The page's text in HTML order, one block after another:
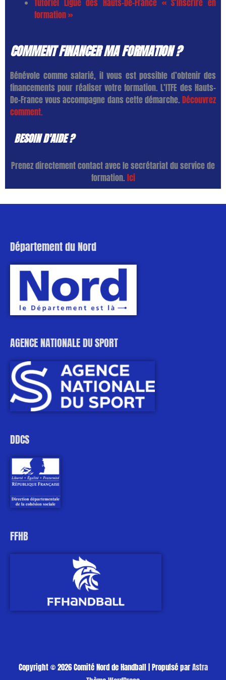
Tutoriel Ligue des Hauts-De-France « S’inscrire en
formation »
COMMENT FINANCER MA FORMATION ?
Bénévole comme salarié, il vous est possible d’obtenir des
financements pour réaliser votre formation. L’ITFE des Hauts-
De-France vous accompagne dans cette démarche. Découvrez
comment.
BESOIN D'AIDE ?
Prenez directement contact avec le secrétariat du service de
formation. Ici
Département du Nord
AGENCE NATIONALE DU SPORT
DDCS
FFHB
Copyright © 2026Comité Nord de Handball| Propulsé parAstra